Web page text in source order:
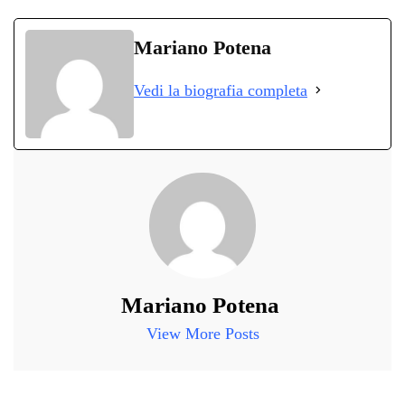
ce
ok
wi
r
ha
ts
pp
le
gr
m
nk
ed
on
di
di
Mariano Potena
Vedi la biografia completa
Mariano Potena
View More Posts